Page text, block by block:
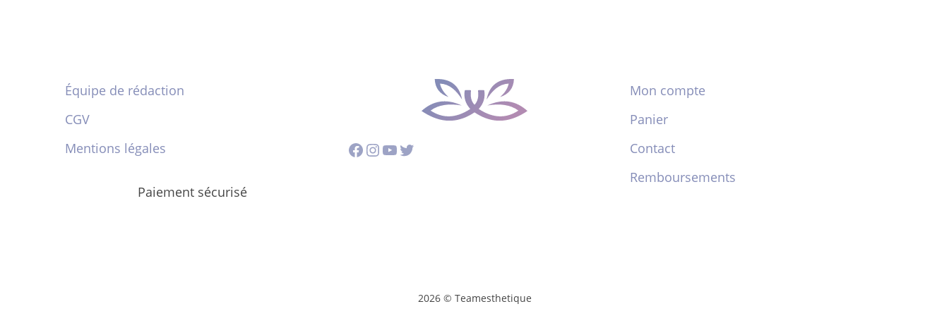
Équipe de rédaction
CGV
Mentions légales
Paiement sécurisé
Facebook
Instagram
YouTube
Twitter
Mon compte
Panier
Contact
Remboursements
2026 © Teamesthetique